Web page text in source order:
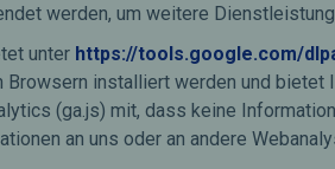
werden, um weitere
unter https://tools.google.com/
Browsern installiert werden und bietet
(ga.js) mit, dass keine
an uns oder an andere